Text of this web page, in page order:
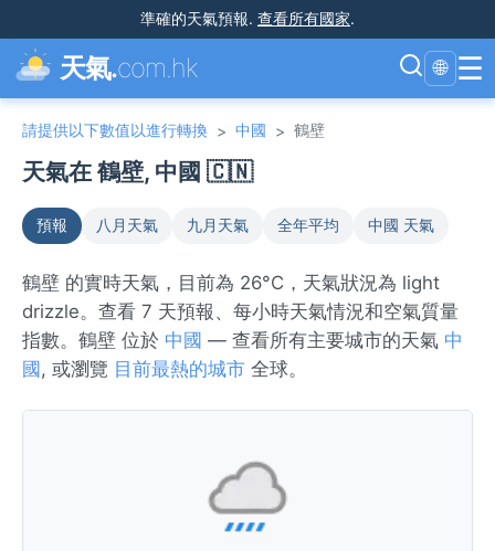
準確的天氣預報. 查看所有國家.
天氣.com.hk 🌐 ☰
請提供以下數值以進行轉換 > 中國 > 鶴壁
天氣在 鶴壁, 中國 🇨🇳
預報 八月天氣 九月天氣 全年平均 中國 天氣
鶴壁 的實時天氣，目前為 26°C，天氣狀況為 light
drizzle。查看 7 天預報、每小時天氣情況和空氣質量
指數。鶴壁 位於 中國 — 查看所有主要城市的天氣 中
國 , 或瀏覽 目前最熱的城市 全球。